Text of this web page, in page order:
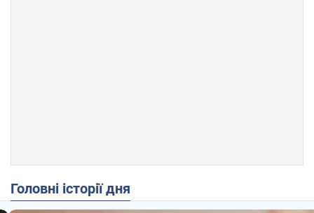
Головні історії дня